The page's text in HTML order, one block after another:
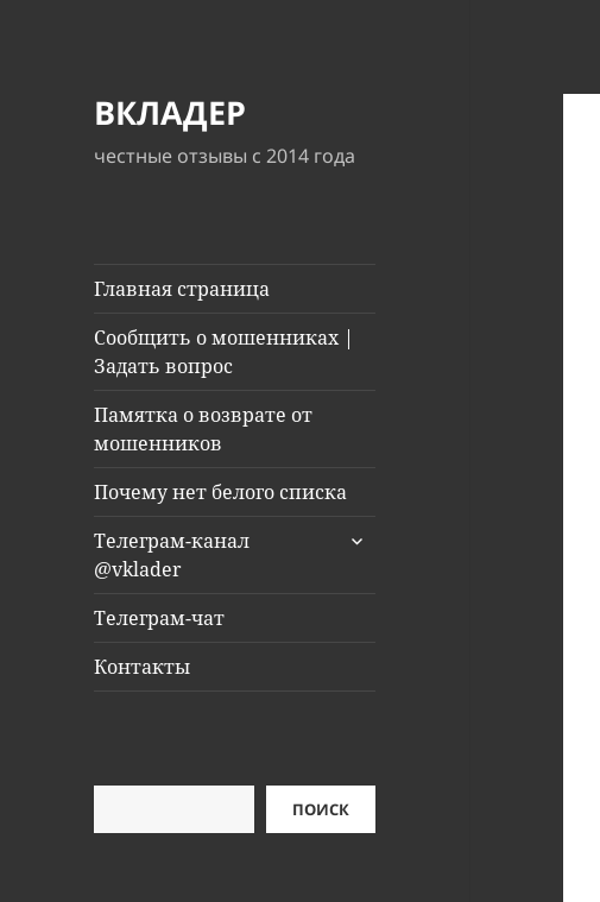
ВКЛАДЕР
честные отзывы с 2014 года
Главная страница
Сообщить о мошенниках |
Задать вопрос
Памятка о возврате от
мошенников
Почему нет белого списка
Телеграм-канал
@vklader
раскрыть
Телеграм-чат
Контакты
ПОИСК